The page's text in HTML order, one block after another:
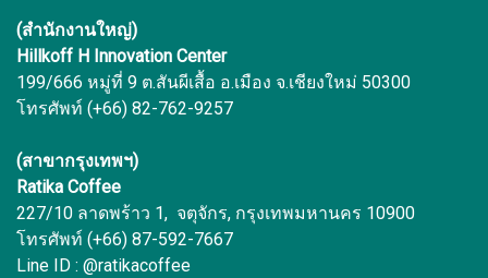
(สำนักงานใหญ่)
Hillkoff H Innovation Center
199/666 หมู่ที่ 9 ต.สันผีเสื้อ อ.เมือง จ.เชียงใหม่ 50300
โทรศัพท์ (+66) 82-762-9257
(สาขากรุงเทพฯ)
Ratika Coffee
227/10 ลาดพร้าว 1, จตุจักร, กรุงเทพมหานคร 10900
โทรศัพท์ (+66) 87-592-7667
Line ID : @ratikacoffee